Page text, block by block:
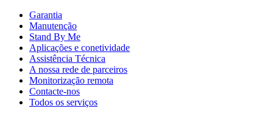
Garantia
Manutenção
Stand By Me
Aplicações e conetividade
Assistência Técnica
A nossa rede de parceiros
Monitorização remota
Contacte-nos
Todos os serviços